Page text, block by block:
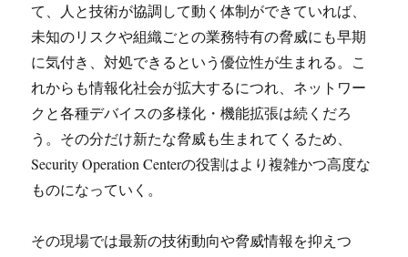
て、人と技術が協調して動く体制ができていれば、
未知のリスクや組織ごとの業務特有の脅威にも早期
に気付き、対処できるという優位性が生まれる。こ
れからも情報化社会が拡大するにつれ、ネットワー
クと各種デバイスの多様化・機能拡張は続くだろ
う。その分だけ新たな脅威も生まれてくるため、
Security Operation Centerの役割はより複雑かつ高度な
ものになっていく。
その現場では最新の技術動向や脅威情報を抑えつ